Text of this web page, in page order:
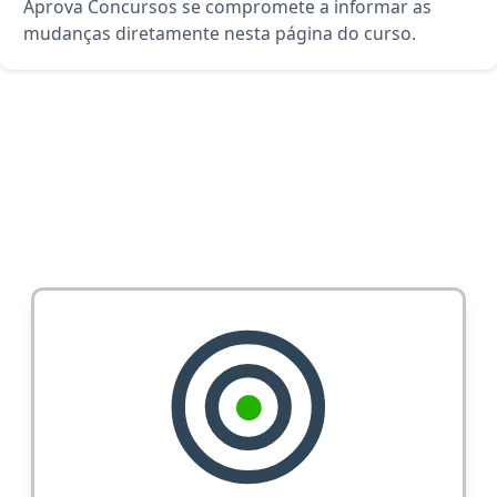
Aprova Concursos se compromete a informar as
mudanças diretamente nesta página do curso.